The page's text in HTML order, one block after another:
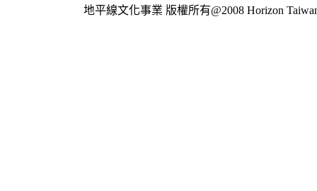
地平線文化事業 版權所有@2008 Horizon